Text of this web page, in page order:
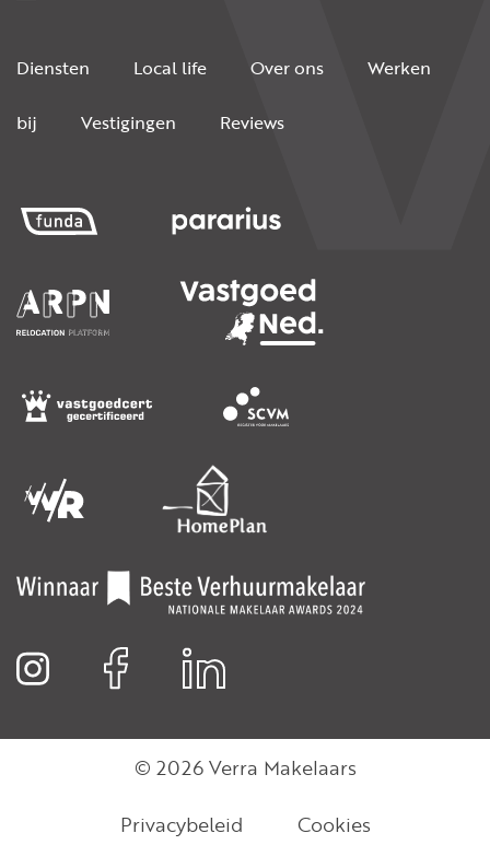
Diensten Local life Over ons Werken
bij Vestigingen Reviews
© 2026 Verra Makelaars
Privacybeleid
Cookies